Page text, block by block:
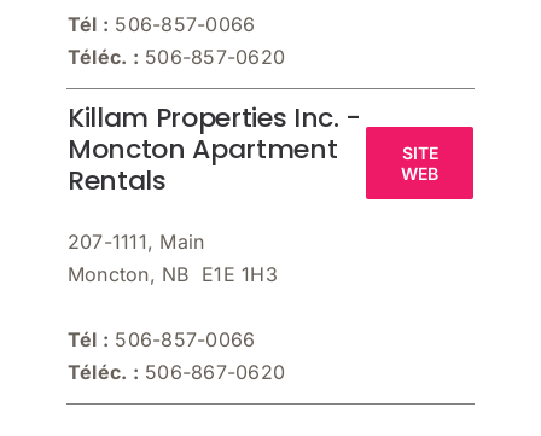
Tél : 506-857-0066
Téléc. : 506-857-0620
Killam Properties Inc. -
Moncton Apartment
Rentals
SITE
WEB
207-1111, Main
Moncton, NB E1E 1H3
Tél : 506-857-0066
Téléc. : 506-867-0620